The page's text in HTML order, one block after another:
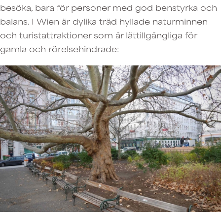
besöka, bara för personer med god benstyrka och
balans. I Wien är dylika träd hyllade naturminnen
och turistattraktioner som är lättillgängliga för
gamla och rörelsehindrade: